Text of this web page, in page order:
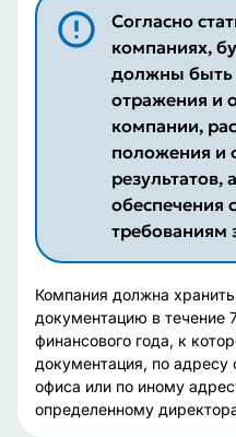
Согласно
компаниях,
должны быть
отражения и
компании,
положения и
результатов,
обеспечения
требованиям
Компания должна
документацию в течение
финансового года, к
документация, по адресу
офиса или по иному
определенному